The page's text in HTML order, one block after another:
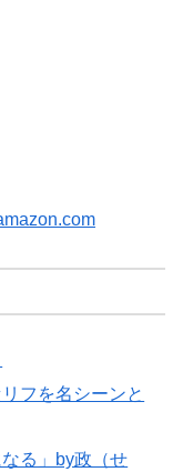
フを名シーンと
る」by政（せ